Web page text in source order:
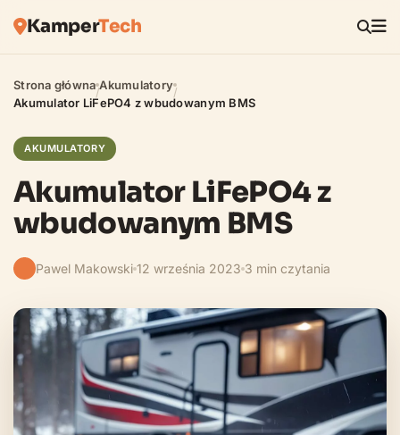
KamperTech
Strona główna/Akumulatory/
Akumulator LiFePO4 z wbudowanym BMS
AKUMULATORY
Akumulator LiFePO4 z
wbudowanym BMS
Pawel Makowski 12 września 2023 3 min czytania